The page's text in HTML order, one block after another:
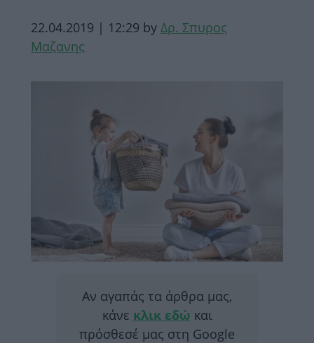
22.04.2019 | 12:29 by Δρ. Σπυρος
Μαζανης
Αν αγαπάς τα άρθρα μας,
κάνε κλικ εδώ και
πρόσθεσέ μας στη Google